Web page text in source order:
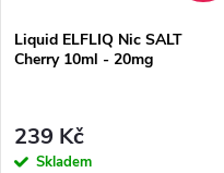
Liquid ELFLIQ Nic SALT
Cherry 10ml - 20mg
239 Kč
Skladem